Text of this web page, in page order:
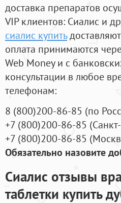
доставка препаратов
VIP клиентов: Сиалис и
сиалис купить
оплата принимаются
Web Money и с
консультации в любое
телефонам:
8 (800)200-86-85 (по
+7 (800)200-86-85 (
+7 (800)200-86-85 (
Обязательно назовите
Сиалис отзывы
таблетки купить